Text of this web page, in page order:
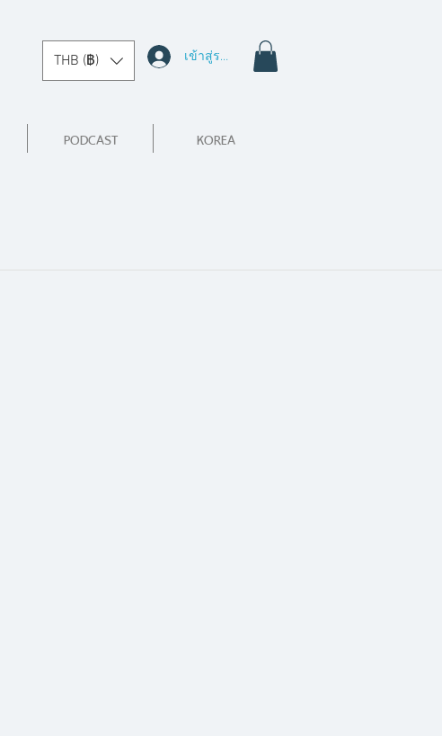
THB (฿) เข้าสู่ระบบ
PODCAST KOREA